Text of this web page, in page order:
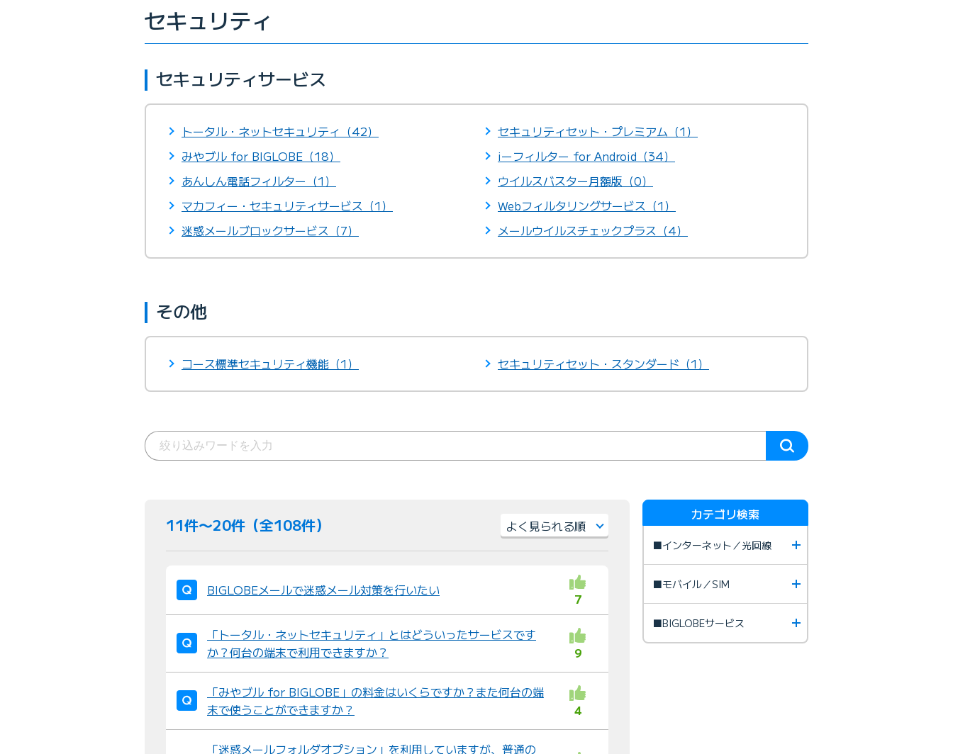
セキュリティ
セキュリティサービス
トータル・ネットセキュリティ（42）
セキュリティセット・プレミアム（1）
みやブル for BIGLOBE（18）
iーフィルター for Android（34）
あんしん電話フィルター（1）
ウイルスバスター月額版（0）
マカフィー・セキュリティサービス（1）
Webフィルタリングサービス（1）
迷惑メールブロックサービス（7）
メールウイルスチェックプラス（4）
その他
コース標準セキュリティ機能（1） セキュリティセット・スタンダード（1）
11件〜20件（全108件）
並
BIGLOBEメールで迷惑メール対策を行いたい
7
「トータル・ネットセキュリティ」とはどういったサービスです
か？何台の端末で利用できますか？
9
「みやブル for BIGLOBE」の料金はいくらですか？また何台の端
末で使うことができますか？
4
「迷惑メールフォルダオプション」を利用していますが、普通の
カテゴリ検索
■インターネット／光回線
■モバイル／SIM
■BIGLOBEサービス